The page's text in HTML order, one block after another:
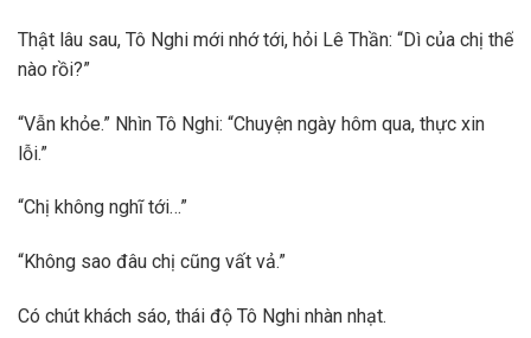
Thật lâu sau, Tô Nghi mới nhớ tới, hỏi Lê Thần: “Dì của chị thế
nào rồi?”
“Vẫn khỏe.” Nhìn Tô Nghi: “Chuyện ngày hôm qua, thực xin
lỗi.”
“Chị không nghĩ tới…”
“Không sao đâu chị cũng vất vả.”
Có chút khách sáo, thái độ Tô Nghi nhàn nhạt.